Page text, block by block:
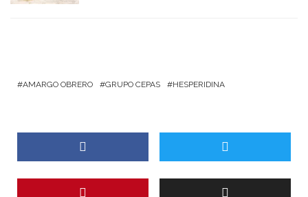
AMARGO OBRERO GRUPO CEPAS HESPERIDINA